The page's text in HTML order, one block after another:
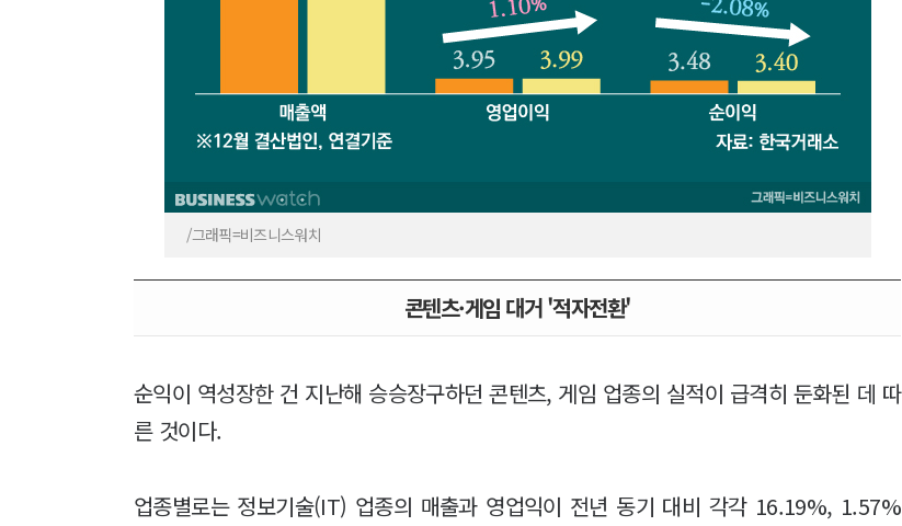
/그래픽=비즈니스워치
콘텐츠·게임 대거 '적자전환'
순익이 역성장한 건 지난해 승승장구하던 콘텐츠, 게임 업종의 실적이 급격히 둔화된 데 따
른 것이다.
업종별로는 정보기술(IT) 업종의 매출과 영업익이 전년 동기 대비 각각 16.19%, 1.57%